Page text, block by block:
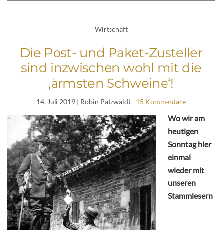
Wirtschaft
Die Post- und Paket-Zusteller
sind inzwischen wohl mit die
‚ärmsten Schweine‘!
14. Juli 2019 | Robin Patzwaldt 15 Kommentare
Wo wir am
heutigen
Sonntag hier
einmal
wieder mit
unseren
Stammlesern